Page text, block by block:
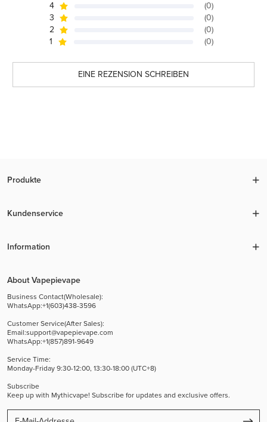
4
(0)
3
(0)
2
(0)
1
(0)
EINE REZENSION SCHREIBEN
Produkte
Kundenservice
Information
About Vapepievape
Business Contact(Wholesale):
WhatsApp:+1(603)438-3596
Customer Service(After Sales):
Email:support@vapepievape.com
WhatsApp:+1(857)891-9649
Service Time:
Monday-Friday 9:30-12:00, 13:30-18:00 (UTC+8)
Subscribe
Keep up with Mythicvape! Subscribe for updates and exclusive offers.